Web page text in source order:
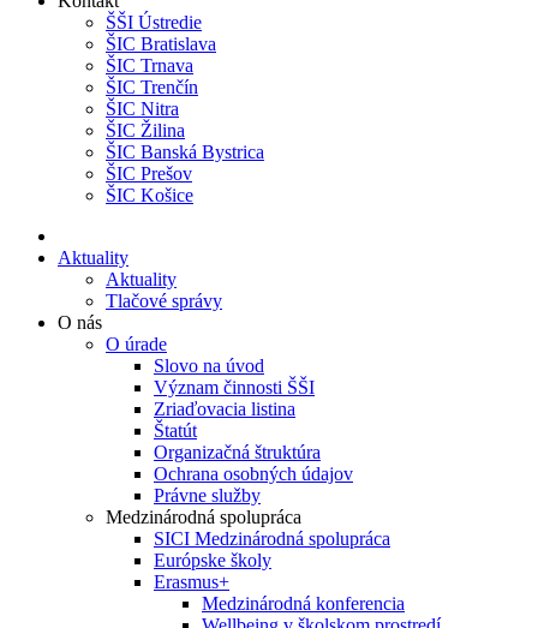
ŠŠI Ústredie
ŠIC Bratislava
ŠIC Trnava
ŠIC Trenčín
ŠIC Nitra
ŠIC Žilina
ŠIC Banská Bystrica
ŠIC Prešov
ŠIC Košice
Aktuality
Aktuality
Tlačové správy
O nás
O úrade
Slovo na úvod
Význam činnosti ŠŠI
Zriaďovacia listina
Štatút
Organizačná štruktúra
Ochrana osobných údajov
Právne služby
Medzinárodná spolupráca
SICI Medzinárodná spolupráca
Európske školy
Erasmus+
Medzinárodná konferencia